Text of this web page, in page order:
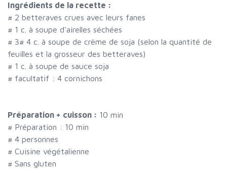
Ingrédients de la recette :
# 2 betteraves crues avec leurs fanes
# 1 c. à soupe d'airelles séchées
# 3# 4 c. à soupe de crème de soja (selon la quantité de
feuilles et la grosseur des betteraves)
# 1 c. à soupe de sauce soja
# facultatif : 4 cornichons
Préparation + cuisson : 10 min
# Préparation : 10 min
# 4 personnes
# Cuisine végétalienne
# Sans gluten